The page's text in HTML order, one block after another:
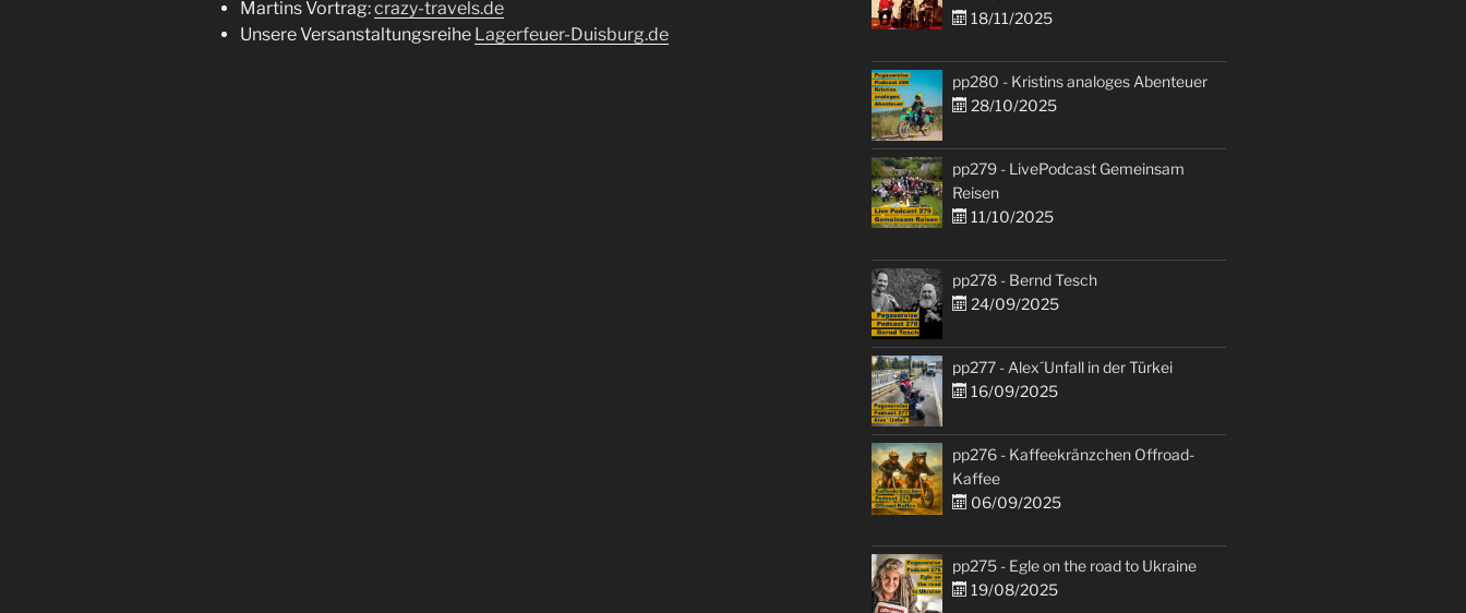
Martins Vortrag:crazy-travels.de
Unsere Versanstaltungsreihe Lagerfeuer-Duisburg.de
18/11/2025
pp280 - Kristins analoges Abenteuer
28/10/2025
pp279 - LivePodcast Gemeinsam
Reisen
11/10/2025
pp278 - Bernd Tesch
24/09/2025
pp277 - Alex´Unfall in der Türkei
16/09/2025
pp276 - Kaffeekränzchen Offroad-
Kaffee
06/09/2025
pp275 - Egle on the road to Ukraine
19/08/2025